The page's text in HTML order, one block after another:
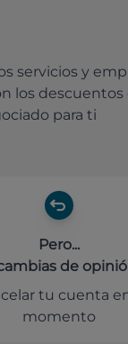
servicios y
los descuentos
para ti
Pero...
de
tu cuenta
momento